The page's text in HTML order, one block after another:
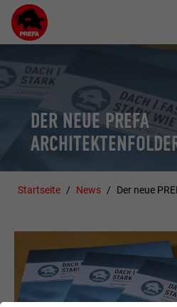
DER NEUE PREFA
Startseite News Der neue